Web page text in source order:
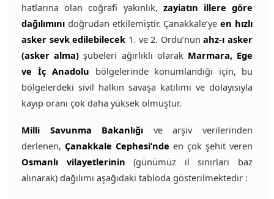
hatlarına olan coğrafi yakınlık, zayiatın illere göre
dağılımını doğrudan etkilemiştir. Çanakkale’yeen hızlı
asker sevk edilebilecek 1. ve 2. Ordu’nunahz-ı asker
(asker alma) şubeleri ağırlıklı olarak Marmara, Ege
ve İç Anadolu bölgelerinde konumlandığı için, bu
bölgelerdeki sivil halkın savaşa katılımı ve dolayısıyla
kayıp oranı çok daha yüksek olmuştur.
Milli Savunma Bakanlığı ve arşiv verilerinden
derlenen, Çanakkale Cephesi’nde en çok şehit veren
Osmanlı vilayetlerinin (günümüz il sınırları baz
alınarak) dağılımı aşağıdaki tabloda gösterilmektedir :